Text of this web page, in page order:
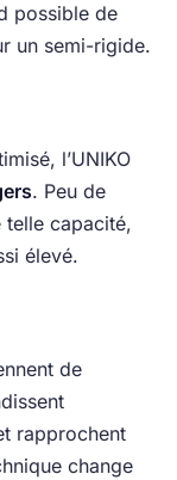
possible de
un semi-rigide.
l’UNIKO
. Peu de
telle capacité,
élevé.
de
rapprochent
change